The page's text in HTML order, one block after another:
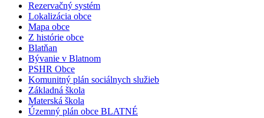
Rezervačný systém
Lokalizácia obce
Mapa obce
Z histórie obce
Blatňan
Bývanie v Blatnom
PSHR Obce
Komunitný plán sociálnych služieb
Základná škola
Materská škola
Územný plán obce BLATNÉ